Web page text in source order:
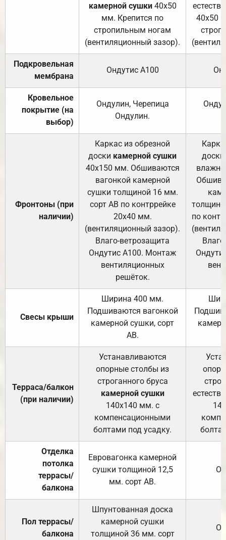
камерной сушки40х50
мм. Крепится по
стропильным ногам
(вентиляционный зазор).
40х50
Подкровельная
мембрана
Ондутис А100
Кровельное
покрытие (на
выбор)
Ондулин, Черепица
Ондулин.
Фронтоны (при
наличии)
Каркас из обрезной
доски камерной сушки
40х150 мм. Обшиваются
вагонкой камерной
сушки толщиной 16 мм.
сорт АВ по контррейке
20х40 мм.
(вентиляционный зазор).
Влаго-ветрозащита
Ондутис А100. Монтаж
вентиляционных
решёток.
доски
по
Свесы крыши
Ширина 400 мм.
Подшиваются вагонкой
камерной сушки, сорт
АВ.
Терраса/балкон
(при наличии)
Устанавливаются
опорные столбы из
строганного бруса
камерной сушки
140х140 мм. с
компенсационными
болтами под усадку.
Отделка
потолка
террасы/
балкона
Евровагонка камерной
сушки толщиной 12,5
мм. сорт АВ.
Пол террасы/
балкона
Шпунтованная доска
камерной сушки
толщиной 36 мм. сорт